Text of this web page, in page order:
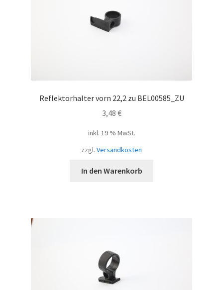
Reflektorhalter vorn 22,2 zu BEL00585_ZU
3,48 €
inkl. 19 % MwSt.
zzgl. Versandkosten
In den Warenkorb